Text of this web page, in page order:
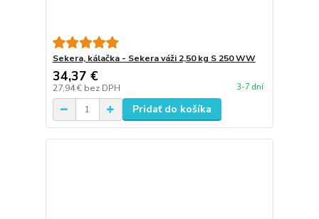
Sekera, kálačka - Sekera váži 2,50 kg S 250 WW
34,37 €
27,94 € bez DPH 3-7 dní
Pridať do košíka